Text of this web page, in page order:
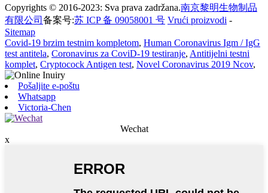
Copyrights © 2016-2023: Sva prava zadržana.南京黎明生物制品
有限公司 备案号:苏 ICP 备 09058001 号 Vrući proizvodi -
Sitemap
Covid-19 brzim testnim kompletom, Human Coronavirus Igm / IgG
test antitela, Coronavirus za CoviD-19 testiranje, Antitijelni testni
komplet, Cryptocock Antigen test, Novel Coronavirus 2019 Ncov,
Pošaljite e-poštu
Whatsapp
Victoria-Chen
Wechat
x